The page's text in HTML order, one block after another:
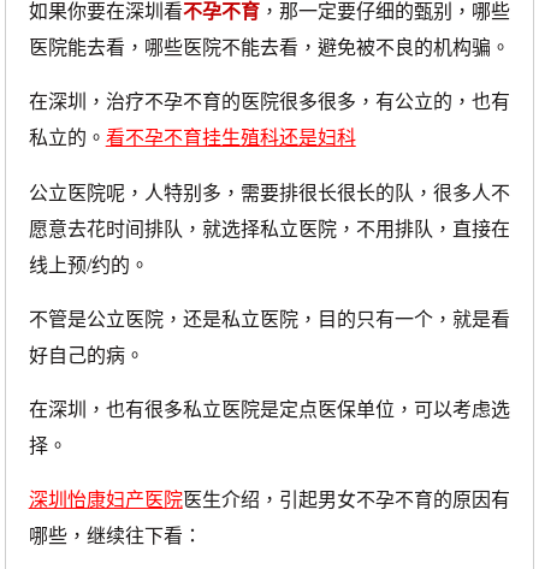
如果你要在深圳看不孕不育，那一定要仔细的甄别，哪些
医院能去看，哪些医院不能去看，避免被不良的机构骗。
在深圳，治疗不孕不育的医院很多很多，有公立的，也有
私立的。 看不孕不育挂生殖科还是妇科
公立医院呢，人特别多，需要排很长很长的队，很多人不
愿意去花时间排队，就选择私立医院，不用排队，直接在
线上预/约的。
不管是公立医院，还是私立医院，目的只有一个，就是看
好自己的病。
在深圳，也有很多私立医院是定点医保单位，可以考虑选
择。
深圳怡康妇产医院医生介绍，引起男女不孕不育的原因有
哪些，继续往下看：